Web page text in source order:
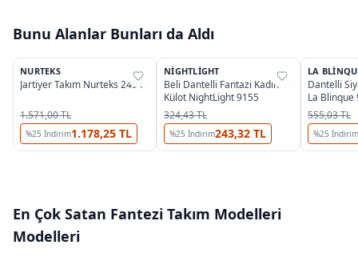
Bunu Alanlar Bunları da Aldı
%31
NURTEKS
Jartiyer Takım Nurteks 2494
1.571,00 TL
%25 İndirim1.178,25 TL
%38
NIGHTLIGHT
Beli Dantelli Fantazi Kadın
Külot NightLight 9155
324,43 TL
%25 İndirim243,32 TL
%25
LA
Dantelli
La Blinque
555,03 TL
%25 İndirim
En Çok Satan Fantezi Takım Modelleri
Modelleri